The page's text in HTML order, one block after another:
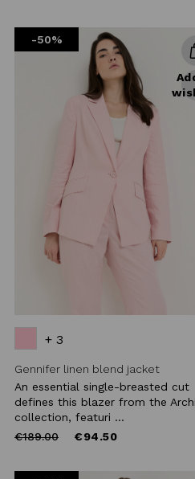
-50%
+ 3
Gennifer linen blend jacket
An essential single-breasted cut
defines this blazer from the
collection, featuri ...
Price
€189.00to €94.50